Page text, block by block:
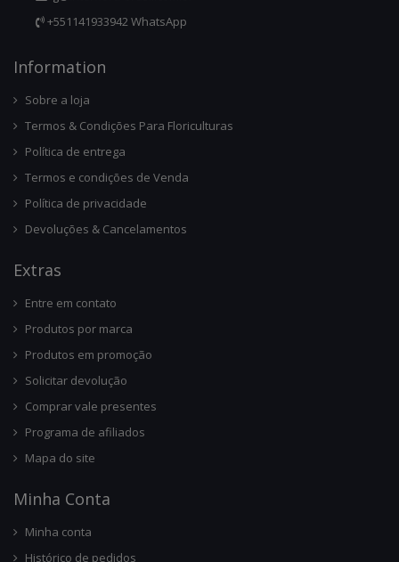
+551141933942 WhatsApp
InforMation
Sobre a loja
Termos & Condições Para Floriculturas
Política de entrega
Termos e condições de Venda
Política de privacidade
Devoluções & Cancelamentos
ExtRas
Entre em contato
Produtos por marca
Produtos em promoção
Solicitar devolução
Comprar vale presentes
Programa de afiliados
Mapa do site
Minha Conta
Minha conta
Histórico de pedidos